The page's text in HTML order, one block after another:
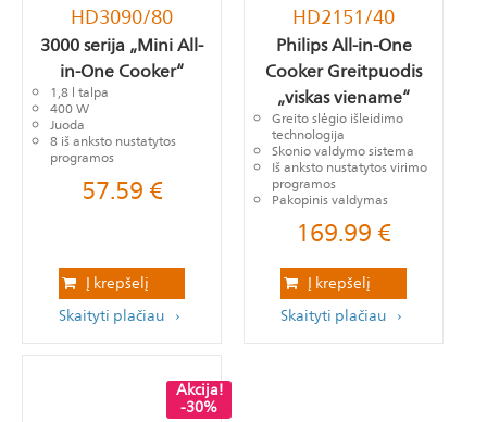
HD3090/80
3000 serija „Mini All-
in-One Cooker“
1,8 l talpa
400 W
Juoda
8 iš anksto nustatytos
programos
57.59€
Į krepšelį
Skaityti plačiau
HD2151/40
Philips All-in-One
Cooker Greitpuodis
„viskas viename“
Greito slėgio išleidimo
technologija
Skonio valdymo sistema
Iš anksto nustatytos virimo
programos
Pakopinis valdymas
169.99€
Į krepšelį
Skaityti plačiau
Akcija!
-30%